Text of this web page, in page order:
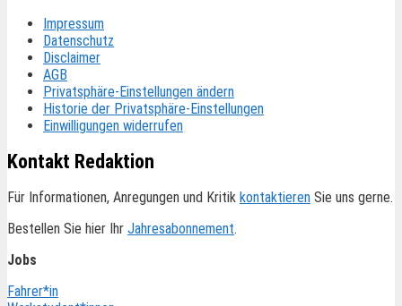
Impressum
Datenschutz
Disclaimer
AGB
Privatsphäre-Einstellungen ändern
Historie der Privatsphäre-Einstellungen
Einwilligungen widerrufen
Kontakt Redaktion
Für Informationen, Anregungen und Kritik kontaktieren Sie uns gerne.
Bestellen Sie hier Ihr Jahresabonnement.
Jobs
Fahrer*in